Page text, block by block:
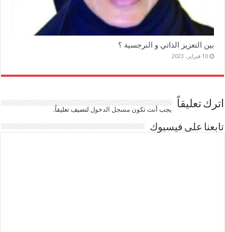
بين التعزيز الذاتي و النرجسية ؟
10 فبراير، 2023
اترك تعليقاً يجب أنت تكون مسجل الدخوللتضيف تعليقاً.
تابعنا على فيسبوك